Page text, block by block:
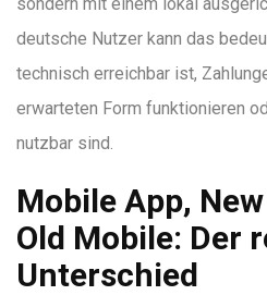
deutsche Nutzer kann das
technisch erreichbar ist,
erwarteten Form funktionieren
nutzbar sind.
Mobile App,
Old Mobile: Der
Unterschied